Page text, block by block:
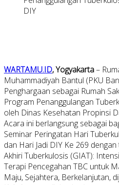
DIY
WARTAMU.ID, Yogyakarta–
Muhammadiyah Bantul (PKU
Penghargaan sebagai Rumah
Program Penanggulangan
oleh Dinas Kesehatan Propinsi
Acara ini berlangsung sebagai
Seminar Peringatan Hari
dan Hari Jadi DIY Ke 269
Akhiri Tuberkulosis (GIAT):
Terapi Pencegahan TBC untuk
Maju, Sejahtera, Berkelanjutan,